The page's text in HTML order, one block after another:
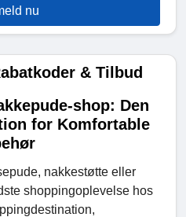
nu
& Tilbud
shop: Den
for Komfortable
nakkestøtte eller
shoppingoplevelse hos